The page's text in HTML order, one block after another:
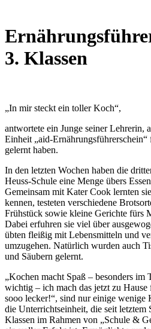
3. Klassen
„In mir steckt ein toller Koch“,
antwortete ein Junge seiner Lehrerin,
Einheit „aid-Ernährungsführerschein“
gelernt haben.
In den letzten Wochen haben die
Heuss-Schule eine Menge übers
Gemeinsam mit Kater Cook lernten
kennen, testeten verschiedene
Frühstück sowie kleine Gerichte fürs
Dabei erfuhren sie viel über
übten fleißig mit Lebensmitteln und
umzugehen. Natürlich wurden auch
und Säubern gelernt.
„Kochen macht Spaß – besonders im
wichtig – ich mach das jetzt zu
sooo lecker!“, sind nur einige wenige
die Unterrichtseinheit, die seit letztem
Klassen im Rahmen von „Schule &